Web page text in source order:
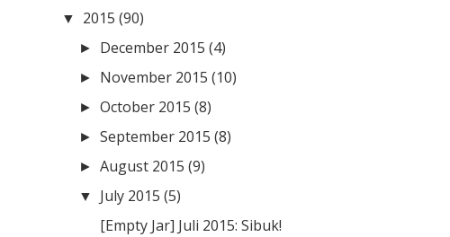
▼ 2015 (90)
► December 2015 (4)
► November 2015 (10)
►October 2015 (8)
►September 2015 (8)
►August 2015 (9)
▼ July 2015 (5)
[Empty Jar] Juli 2015: Sibuk!